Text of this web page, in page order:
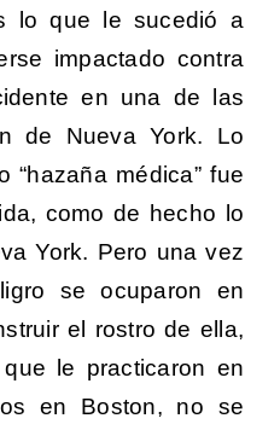
lo que le sucedió a
impactado contra
en una de las
de Nueva York. Lo
“hazaña médica” fue
como de hecho lo
York. Pero una vez
se ocuparon en
el rostro de ella,
le practicaron en
en Boston, no se